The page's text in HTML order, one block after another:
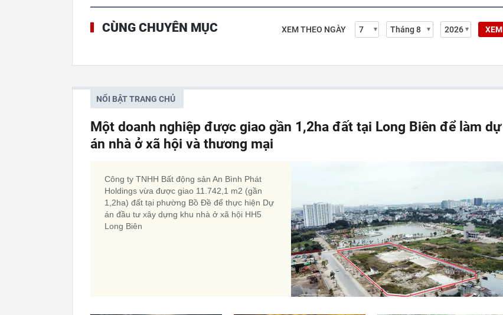
CÙNG CHUYÊN MỤC XEM THEO NGÀY XEM
NỔI BẬT TRANG CHỦ
Một doanh nghiệp được giao gần 1,2ha đất tại Long Biên để làm dự
án nhà ở xã hội và thương mại
Công ty TNHH Bất động sản An Bình Phát
Holdings vừa được giao 11.742,1 m2 (gần
1,2ha) đất tại phường Bồ Đề để thực hiện Dự
án đầu tư xây dựng khu nhà ở xã hội HH5
Long Biên